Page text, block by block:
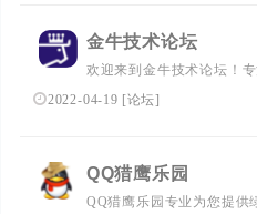
金牛技术论坛
欢迎来到金牛技术论坛！
满足您愿望和需求的游戏
辅助工具，并且扩展到了
2022-04-19 [论坛]
QQ猎鹰乐园
QQ猎鹰乐园专业为您提供